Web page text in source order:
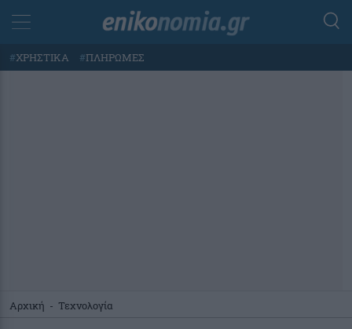
#ΧΡΗΣΤΙΚΑ #ΠΛΗΡΩΜΕΣ
Αρχική - Τεχνολογία